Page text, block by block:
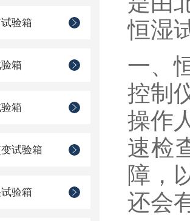
验箱
箱
箱
试验箱
验箱
恒湿
一、
控制
操作
速检
障，
还会